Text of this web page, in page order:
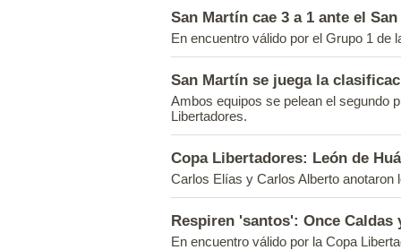
San Martín cae 3 a 1 ante el
En encuentro válido por el Grupo 1 de
San Martín se juega la
Ambos equipos se pelean el segundo
Libertadores.
Copa Libertadores: León de
Carlos Elías y Carlos Alberto anotaron
Respiren 'santos': Once Caldas
En encuentro válido por la Copa